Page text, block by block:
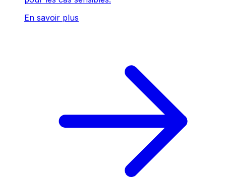
En savoir plus